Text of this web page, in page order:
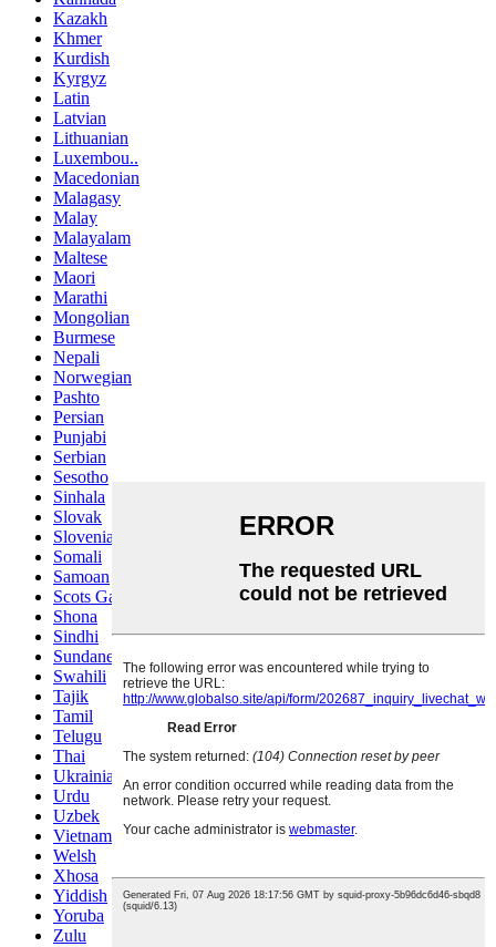
Kazakh
Khmer
Kurdish
Kyrgyz
Latin
Latvian
Lithuanian
Luxembou..
Macedonian
Malagasy
Malay
Malayalam
Maltese
Maori
Marathi
Mongolian
Burmese
Nepali
Norwegian
Pashto
Persian
Punjabi
Serbian
Sesotho
Sinhala
Slovak
Slovenian
Somali
Samoan
Scots Gaelic
Shona
Sindhi
Sundanese
Swahili
Tajik
Tamil
Telugu
Thai
Ukrainian
Urdu
Uzbek
Vietnamese
Welsh
Xhosa
Yiddish
Yoruba
Zulu